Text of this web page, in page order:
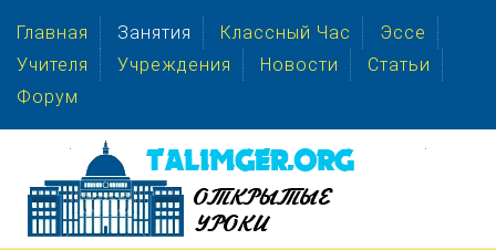
Главная Занятия Классный Час
Эссе
Учителя
Учреждения Новости
Статьи
Форум
. .